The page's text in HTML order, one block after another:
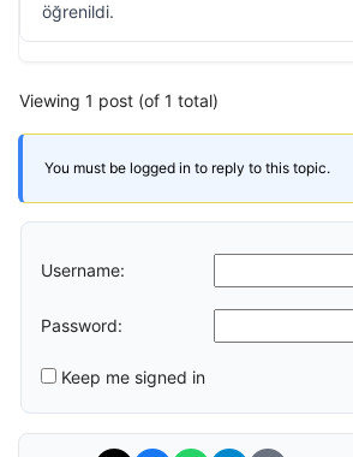
öğrenildi.
Viewing 1 post (of 1 total)
You must be logged in to reply to this topic.
Username:
Password:
Keep me signed in